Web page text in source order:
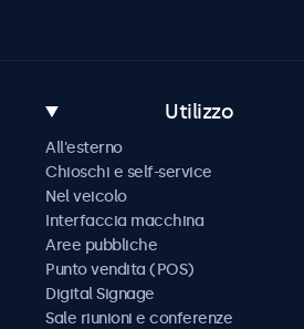
Utilizzo
All'esterno
Chioschi e self-service
Nel veicolo
Interfaccia macchina
Aree pubbliche
Punto vendita (POS)
Digital Signage
Sale riunioni e conferenze